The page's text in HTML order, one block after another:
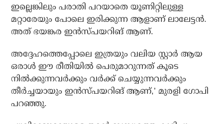
ഇല്ലെങ്കിലും പരാതി പറയാതെ യൂണിറ്റിലുള്ള
മറ്റാരേയും പോലെ ഇരിക്കുന്ന ആളാണ് ലാലേട്ടന്‍.
അത് ഭയങ്കര ഇന്‍സ്പയറിങ് ആണ്.
അദ്ദേഹത്തെപ്പോലെ ഇത്രയും വലിയ സ്റ്റാര്‍ ആയ
ഒരാള്‍ ഈ രീതിയില്‍ പെരുമാറുന്നത് കൂടെ
നില്‍ക്കുന്നവര്‍ക്കും വര്‍ക്ക് ചെയ്യുന്നവര്‍ക്കും
തീര്‍ച്ചയായും ഇന്‍സ്പയറിങ് ആണ്,’ മുരളി ഗോപി
പറഞ്ഞു.